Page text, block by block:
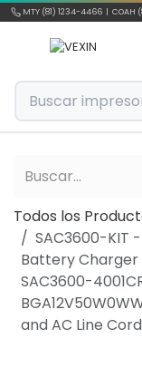
Ir al contenido
MTY (81) 1234-4466 |
Todos los
SAC3600-KIT
Battery Charger
SAC3600-
and AC Line